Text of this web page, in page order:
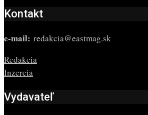
Kontakt
e-mail: redakcia@eastmag.sk
Redakcia
Inzercia
Vydavateľ